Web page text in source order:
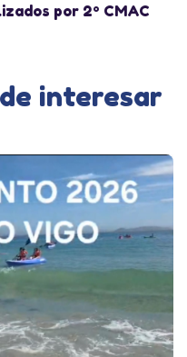
por 2º CMAC
interesar